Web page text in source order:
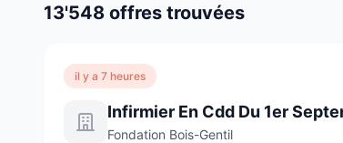
13'548 offres trouvées
il y a 7 heures
Fondation Bois-Gentil